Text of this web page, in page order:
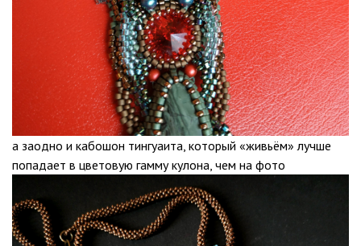
а заодно и кабошон тингуаита, который «живьём» лучше
попадает в цветовую гамму кулона, чем на фото